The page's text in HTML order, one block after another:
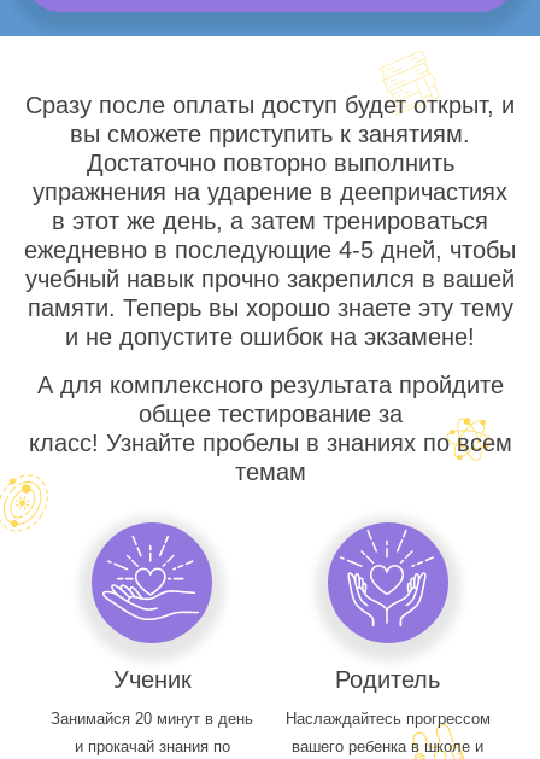
Сразу после оплаты доступ будет открыт, и
вы сможете приступить к занятиям.
Достаточно повторно выполнить
упражнения на ударение в деепричастиях
в этот же день, а затем тренироваться
ежедневно в последующие 4-5 дней, чтобы
учебный навык прочно закрепился в вашей
памяти. Теперь вы хорошо знаете эту тему
и не допустите ошибок на экзамене!
А для комплексного результата пройдите
общее тестирование за
класс! Узнайте пробелы в знаниях по всем
темам
Ученик
Занимайся 20 минут в день
и прокачай знания по
Родитель
Наслаждайтесь прогрессом
вашего ребенка в школе и